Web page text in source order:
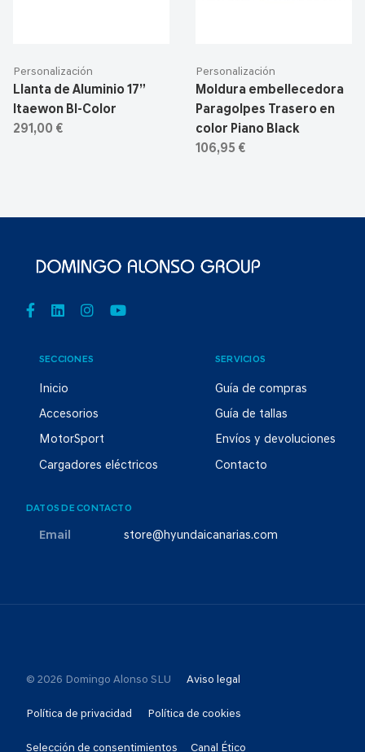
Personalización
Llanta de Aluminio 17”
Itaewon BI-Color
291,00 €
Personalización
Moldura embellecedora
Paragolpes Trasero en
color Piano Black
106,95 €
SECCIONES
Inicio
Accesorios
MotorSport
Cargadores eléctricos
SERVICIOS
Guía de compras
Guía de tallas
Envíos y devoluciones
Contacto
DATOS DE CONTACTO
Email store@hyundaicanarias.com
© 2026 Domingo Alonso SLU Aviso legal
Política de privacidad Política de cookies
Selección de consentimientos Canal Ético